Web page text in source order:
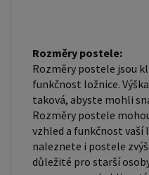
matrace, lamelové
antibakteriální
měkké, středně tvrdé
tvrdé (H4). Tvrdost
který ovlivňuje pohodlí a
poskytuje. Při výběru
několik faktorů, včetně
Rozměry postele:
Rozměry postele jsou
funkčnost ložnice.
taková, abyste mohli
Rozměry postele
vzhled a funkčnost vaší
naleznete i postele
důležité pro starší